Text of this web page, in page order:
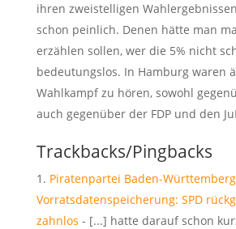
ihren zweistelligen
schon peinlich. Denen hätte man
erzählen sollen, wer die 5% nicht
bedeutungslos. In Hamburg waren
Wahlkampf zu hören, sowohl
auch gegenüber der FDP und den
Trackbacks/Pingbacks
Piratenpartei Baden-
Vorratsdatenspeicherung: SPD
zahnlos - [...] hatte darauf schon